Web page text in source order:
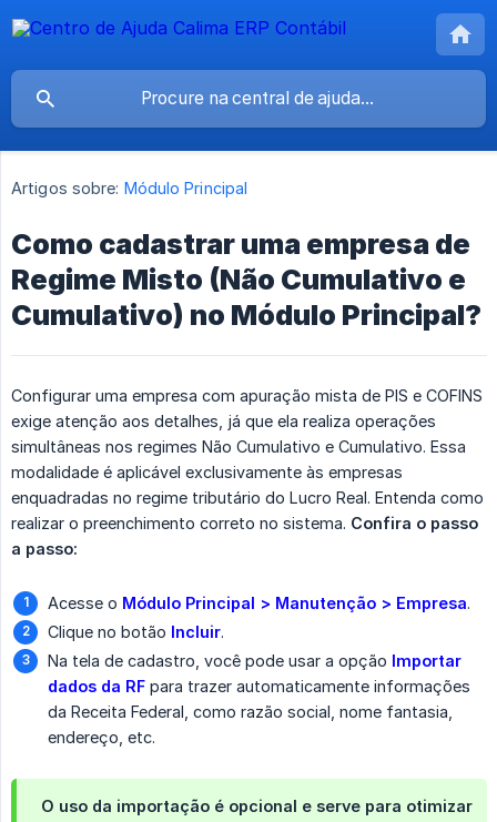
Artigos sobre: Módulo Principal
Como cadastrar uma empresa de
Regime Misto (Não Cumulativo e
Cumulativo) no Módulo Principal?
Configurar uma empresa com apuração mista de PIS e COFINS
exige atenção aos detalhes, já que ela realiza operações
simultâneas nos regimes Não Cumulativo e Cumulativo. Essa
modalidade é aplicável exclusivamente às empresas
enquadradas no regime tributário do Lucro Real. Entenda como
realizar o preenchimento correto no sistema. Confira o passo
a passo:
Acesse o Módulo Principal > Manutenção > Empresa.
Clique no botão Incluir.
Na tela de cadastro, você pode usar a opção Importar
dados da RF para trazer automaticamente informações
da Receita Federal, como razão social, nome fantasia,
endereço, etc.
O uso da importação é opcional e serve para otimizar